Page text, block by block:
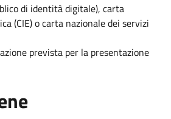
di identità digitale), carta
(CIE) o carta nazionale dei servizi
prevista per la presentazione